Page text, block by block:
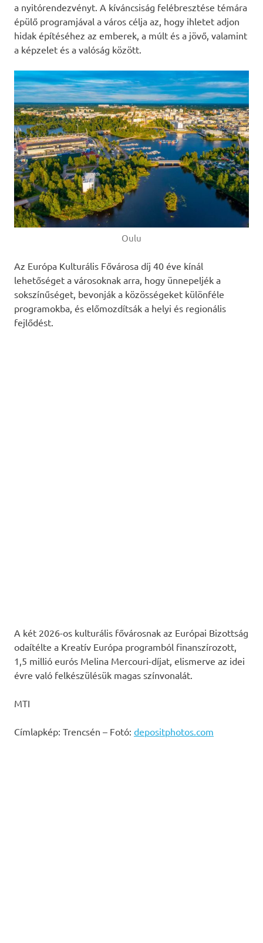
a nyitórendezvényt. A kíváncsiság felébresztése témára
épülő programjával a város célja az, hogy ihletet adjon
hidak építéséhez az emberek, a múlt és a jövő, valamint
a képzelet és a valóság között.
Oulu
Az Európa Kulturális Fővárosa díj 40 éve kínál
lehetőséget a városoknak arra, hogy ünnepeljék a
sokszínűséget, bevonják a közösségeket különféle
programokba, és előmozdítsák a helyi és regionális
fejlődést.
A két 2026-os kulturális fővárosnak az Európai Bizottság
odaítélte a Kreatív Európa programból finanszírozott,
1,5 millió eurós Melina Mercouri-díjat, elismerve az idei
évre való felkészülésük magas színvonalát.
MTI
Címlapkép: Trencsén – Fotó: depositphotos.com